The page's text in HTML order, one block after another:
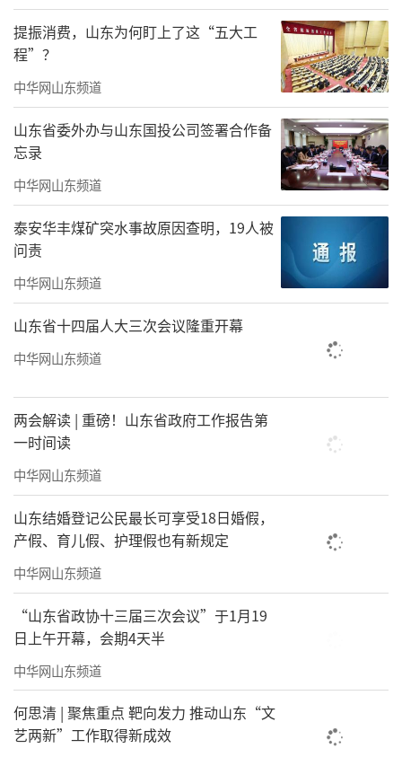
提振消费，山东为何盯上了这“五大工
程”？
中华网山东频道
山东省委外办与山东国投公司签署合作备
忘录
中华网山东频道
泰安华丰煤矿突水事故原因查明，19人被
问责
中华网山东频道
山东省十四届人大三次会议隆重开幕
中华网山东频道
两会解读 | 重磅！山东省政府工作报告第
一时间读
中华网山东频道
山东结婚登记公民最长可享受18日婚假，
产假、育儿假、护理假也有新规定
中华网山东频道
“山东省政协十三届三次会议”于1月19
日上午开幕，会期4天半
中华网山东频道
何思清 | 聚焦重点 靶向发力 推动山东“文
艺两新”工作取得新成效